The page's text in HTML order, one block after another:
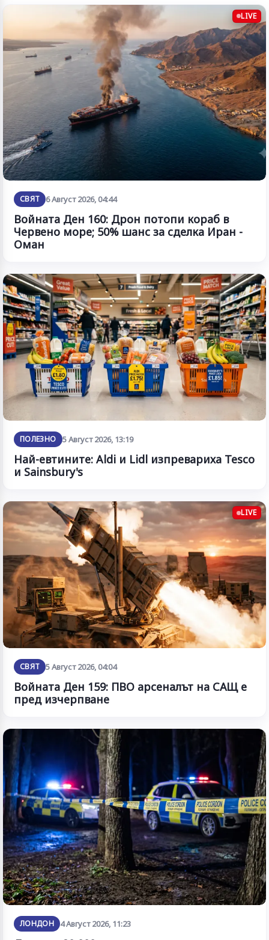
LIVE
СВЯТ 6 Август 2026, 04:44
Войната Ден 160: Дрон потопи кораб в
Червено море; 50% шанс за сделка Иран -
Оман
ПОЛЕЗНО 5 Август 2026, 13:19
Най-евтините: Aldi и Lidl изпревариха Tesco
и Sainsbury's
LIVE
СВЯТ 5 Август 2026, 04:04
Войната Ден 159: ПВО арсеналът на САЩ е
пред изчерпване
ЛОНДОН 4 Август 2026, 11:23